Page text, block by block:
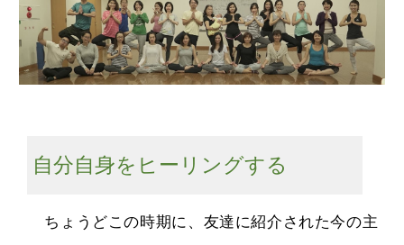
自分自身をヒーリングする
ちょうどこの時期に、友達に紹介された今の主